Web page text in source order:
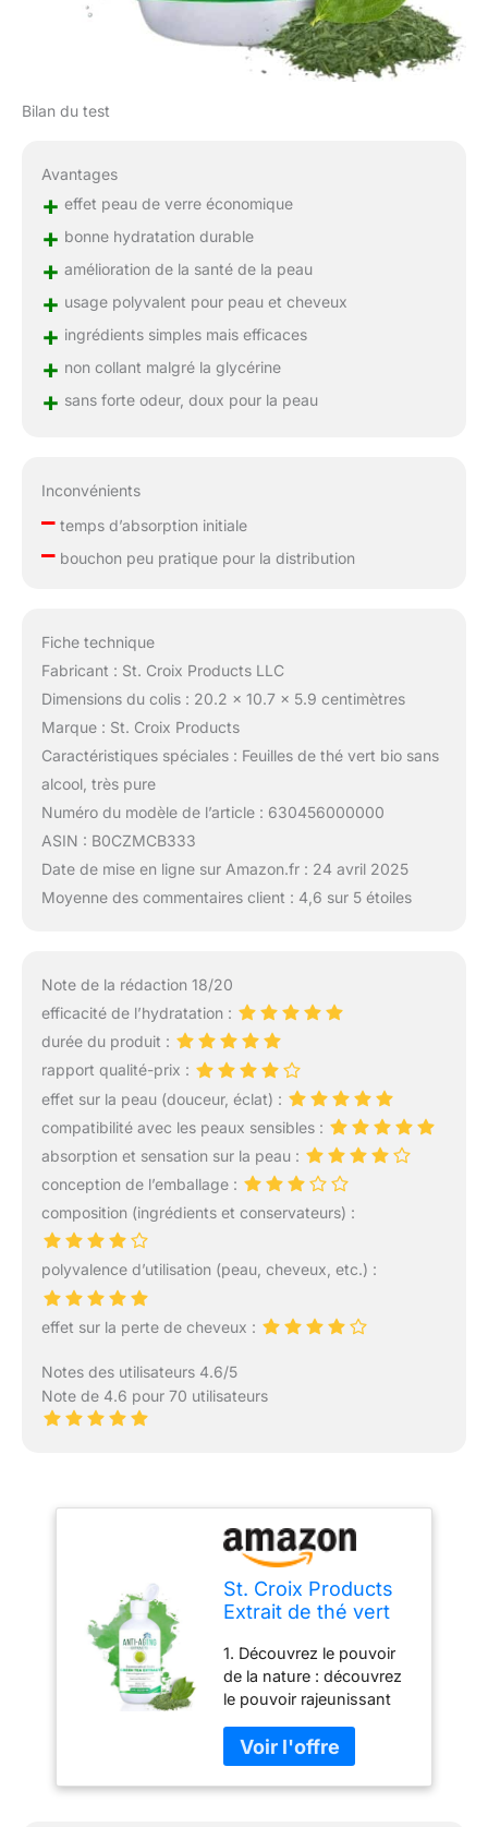
Bilan du test
Avantages
+ effet peau de verre économique
+ bonne hydratation durable
+ amélioration de la santé de la peau
+ usage polyvalent pour peau et cheveux
+ ingrédients simples mais efficaces
+ non collant malgré la glycérine
+ sans forte odeur, doux pour la peau
Inconvénients
–temps d’absorption initiale
–bouchon peu pratique pour la distribution
Fiche technique
Fabricant : St. Croix Products LLC
Dimensions du colis : 20.2 x 10.7 x 5.9 centimètres
Marque : St. Croix Products
Caractéristiques spéciales : Feuilles de thé vert bio sans
alcool, très pure
Numéro du modèle de l’article : 630456000000
ASIN : B0CZMCB333
Date de mise en ligne sur Amazon.fr : 24 avril 2025
Moyenne des commentaires client : 4,6 sur 5 étoiles
Note de la rédaction 18/20
efficacité de l’hydratation :
durée du produit :
rapport qualité-prix :
effet sur la peau (douceur, éclat) :
compatibilité avec les peaux sensibles :
absorption et sensation sur la peau :
conception de l’emballage :
composition (ingrédients et conservateurs) :
polyvalence d’utilisation (peau, cheveux, etc.) :
effet sur la perte de cheveux :
Notes des utilisateurs 4.6/5
Note de 4.6 pour 70 utilisateurs
St. Croix Products
Extrait de thé vert
supérieure pour le
soin de la peau, des
cheveux et du cuir
chevelu (220 g)
1. Découvrez le pouvoir
de la nature : découvrez
le pouvoir rajeunissant
pour la peau et les
cheveux. Notre formule
professionnelle de